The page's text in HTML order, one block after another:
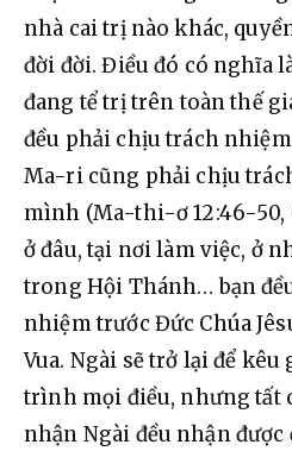
nhà cai trị nào khác,
đời đời. Điều đó có nghĩa
đang tể trị trên toàn thế
đều phải chịu trách
Ma-ri cũng phải chịu
mình (Ma-thi-ơ 12:46-50,
ở đâu, tại nơi làm việc, ở
trong Hội Thánh… bạn
nhiệm trước Đức Chúa
Vua. Ngài sẽ trở lại để
trình mọi điều, nhưng tất
nhận Ngài đều nhận được